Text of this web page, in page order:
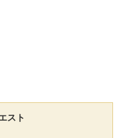
スト